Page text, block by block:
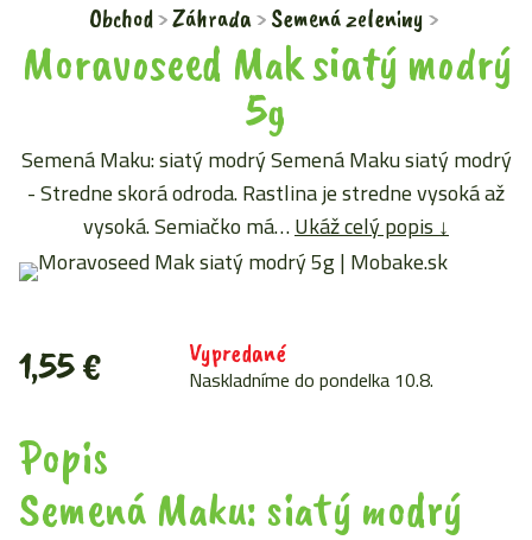
Obchod Záhrada Semená zeleniny
Moravoseed Mak siatý modrý
5g
Semená Maku: siatý modrý Semená Maku siatý modrý
- Stredne skorá odroda. Rastlina je stredne vysoká až
vysoká. Semiačko má…Ukáž celý popis ↓
1,55€ Vypredané
Naskladníme do pondelka 10.8.
Popis
Semená Maku: siatý modrý